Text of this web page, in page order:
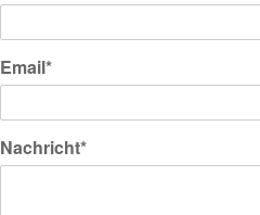
Email*
Nachricht*